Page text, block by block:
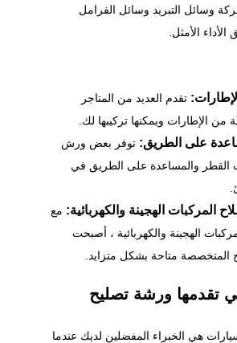
وسائل التبريد وسائل الفرامل
الأمثل.
تقدم العديد من المتاجر
الإطارات ويمكنها تركيبها لك.
على الطريق: توفر بعض ورش
القطر والمساعدة على الطريق في
المركبات الهجينة والكهربائية: مع
الهجينة والكهربائية ، أصبحت
المتخصصة متاحة بشكل متزايد.
تقدمها ورشة تصليح
هي الخبراء المفضلين لديك عندما